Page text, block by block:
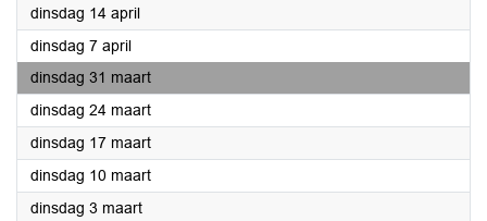
dinsdag 14 april2026
dinsdag 7 april2026
dinsdag 31 maart2026
dinsdag 24 maart2026
dinsdag 17 maart2026
dinsdag 10 maart2026
dinsdag 3 maart2026